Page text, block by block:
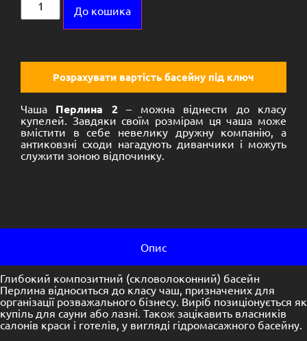
До кошика
Розрахувати вартість басейну під ключ
Чаша Перлина 2– можна віднести до класу
купелей. Завдяки своїм розмірам ця чаша може
вмістити в себе невелику дружну компанію, а
антиковзні сходи нагадують диванчики і можуть
служити зоною відпочинку.
Опис
Глибокий композитний (скловолоконний) басейн
Перлина відноситься до класу чаш, призначених для
організації розважального бізнесу.Виріб позиціонується як
купіль для сауни або лазні. Також зацікавить власників
салонів краси і готелів, у вигляді гідромасажного басейну.